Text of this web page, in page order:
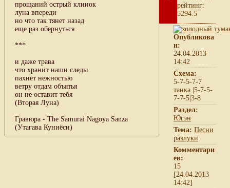
прощаний острый клинок
луна впереди
но что так тянет назад
еще раз обернуться
***
и даже трава
что хранит наши следы
пахнет нежностью
ветру отдам объятья
он не оставит тебя
(Вторая Луна)
Гравюра - The Samurai Nagoya Sanza
(Утагава Куниёси)
рейтинг:
5294.5
Опубликова
н:
24.04.2013
14:42
Схема:
5-7-5-7-7
танка |5-7-5-
7-7-5|3-8
Раздел:
Югэн
Тема: Песни
разлуки
Комментари
ев:
15
[24.04.2013
14:42]